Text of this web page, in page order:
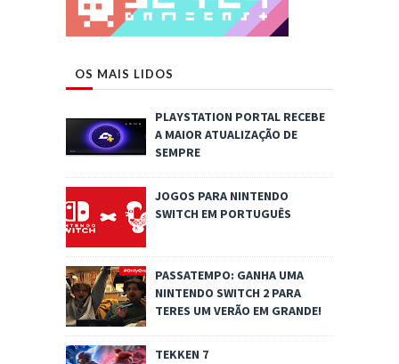
OS MAIS LIDOS
PLAYSTATION PORTAL RECEBE
A MAIOR ATUALIZAÇÃO DE
SEMPRE
JOGOS PARA NINTENDO
SWITCH EM PORTUGUÊS
PASSATEMPO: GANHA UMA
NINTENDO SWITCH 2 PARA
TERES UM VERÃO EM GRANDE!
TEKKEN 7